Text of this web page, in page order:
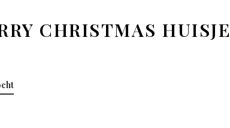
CHRISTMAS HUISJE